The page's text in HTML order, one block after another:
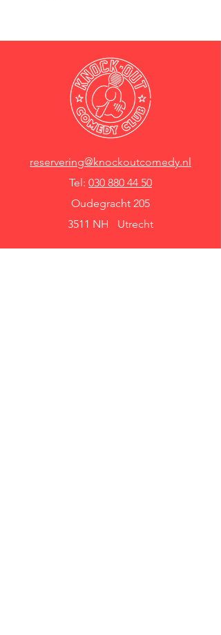
reservering@knockoutcomedy.nl
Tel: 030 880 44 50
Oudegracht 205
3511 NH Utrecht